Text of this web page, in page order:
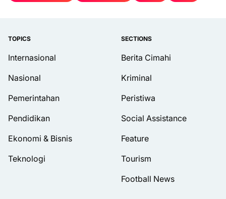
TOPICS
Internasional
Nasional
Pemerintahan
Pendidikan
Ekonomi & Bisnis
Teknologi
SECTIONS
Berita Cimahi
Kriminal
Peristiwa
Social Assistance
Feature
Tourism
Football News